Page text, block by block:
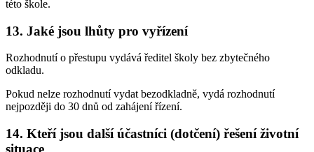
této škole.
13. Jaké jsou lhůty pro vyřízení
Rozhodnutí o přestupu vydává ředitel školy bez zbytečného
odkladu.
Pokud nelze rozhodnutí vydat bezodkladně, vydá rozhodnutí
nejpozději do 30 dnů od zahájení řízení.
14. Kteří jsou další účastníci (dotčení) řešení životní
situace